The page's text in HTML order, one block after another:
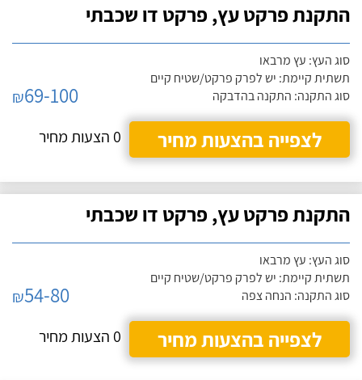
התקנת פרקט עץ, פרקט דו שכבתי
סוג העץ: עץ מרבאו
תשתית קיימת: יש לפרק פרקט/שטיח קיים
סוג התקנה: התקנה בהדבקה
₪69-100
לצפייה בהצעות מחיר
0 הצעות מחיר
התקנת פרקט עץ, פרקט דו שכבתי
סוג העץ: עץ מרבאו
תשתית קיימת: יש לפרק פרקט/שטיח קיים
סוג התקנה: הנחה צפה
₪54-80
לצפייה בהצעות מחיר
0 הצעות מחיר